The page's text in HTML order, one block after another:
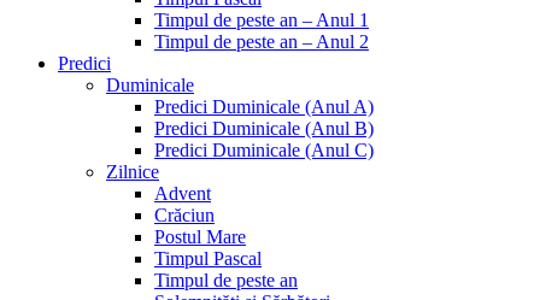
Timpul de peste an – Anul 1
Timpul de peste an – Anul 2
Predici
Duminicale
Predici Duminicale (Anul A)
Predici Duminicale (Anul B)
Predici Duminicale (Anul C)
Zilnice
Advent
Crăciun
Postul Mare
Timpul Pascal
Timpul de peste an